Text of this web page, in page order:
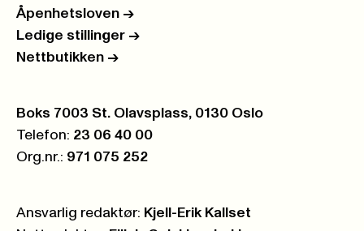
Åpenhetsloven ->
Ledige stillinger ->
Nettbutikken ->
Postboks:
Boks 7003 St. Olavsplass, 0130 Oslo
Telefon: 23 06 40 00
Org.nr.: 971 075 252
Ansvarlig redaktør: Kjell-Erik Kallset